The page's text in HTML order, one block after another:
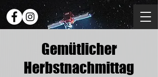
Gemütlicher
Herbstnachmittag